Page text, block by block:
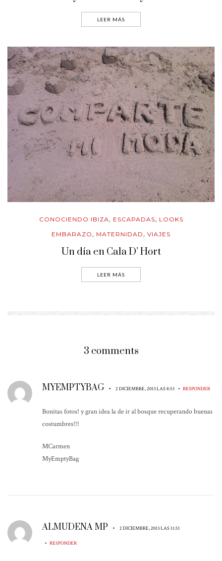
LEER MÁS
CONOCIENDO IBIZA , ESCAPADAS, LOOKS
EMBARAZO , MATERNIDAD , VIAJES
Un día en Cala D’ Hort
LEER MÁS
3 comments
MYEMPTYBAG • 2 DICIEMBRE, 2013 LAS 8:53 • RESPONDER
Bonitas fotos! y gran idea la de ir al bosque recuperando buenas
costumbres!!!
MCarmen
MyEmptyBag
ALMUDENA MP • 2 DICIEMBRE, 2013 LAS 11:51
• RESPONDER